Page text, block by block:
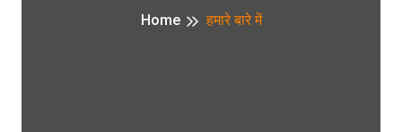
Home हमारे बारे में